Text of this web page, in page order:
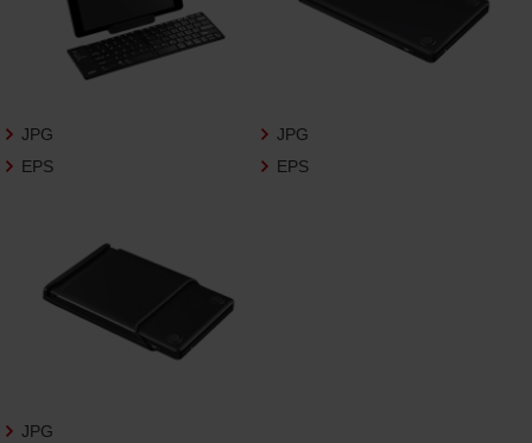
されることがあります。各データをダウン
ロードする際には最新の規約をご確認くだ
さいますようお願い申し上げます。
商品写真データ利用規約
意します。
お客様は、商品写真データ利用規約に従い、
JPG
EPS
JPG
EPS
JPG